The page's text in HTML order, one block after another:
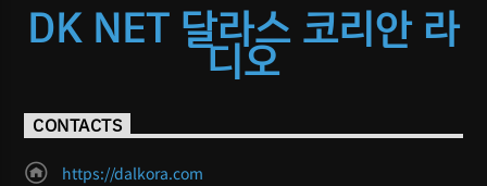
DK NET 달라스 코리안 라
디오
CONTACTS
https://dalkora.com